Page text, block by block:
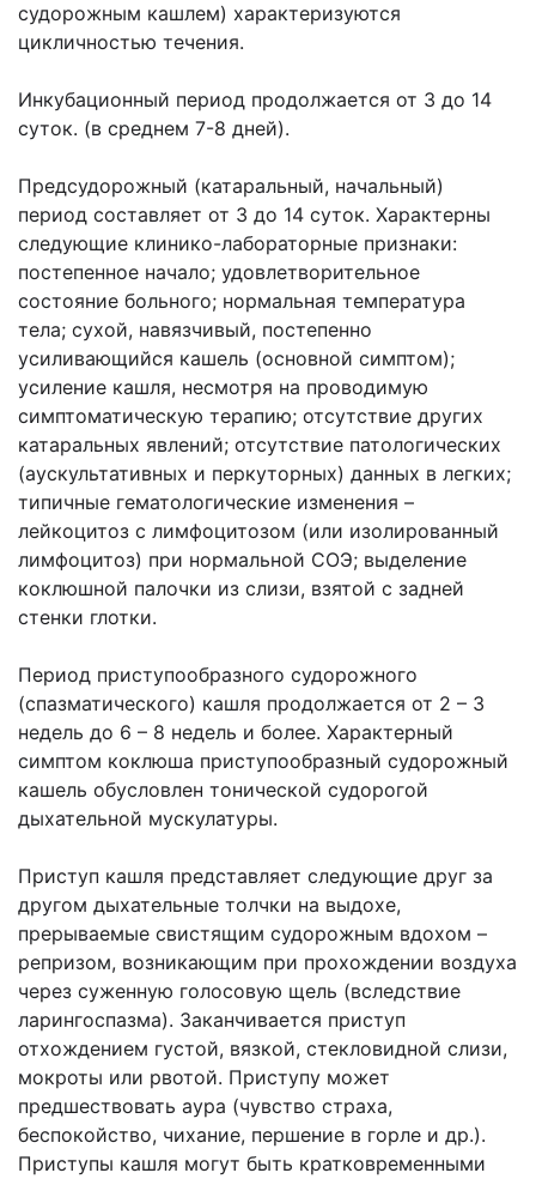
судорожным кашлем) характеризуются
цикличностью течения.
Инкубационный период продолжается от 3 до 14
суток. (в среднем 7-8 дней).
Предсудорожный (катаральный, начальный)
период составляет от 3 до 14 суток. Характерны
следующие клинико-лабораторные признаки:
постепенное начало; удовлетворительное
состояние больного; нормальная температура
тела; сухой, навязчивый, постепенно
усиливающийся кашель (основной симптом);
усиление кашля, несмотря на проводимую
симптоматическую терапию; отсутствие других
катаральных явлений; отсутствие патологических
(аускультативных и перкуторных) данных в легких;
типичные гематологические изменения –
лейкоцитоз с лимфоцитозом (или изолированный
лимфоцитоз) при нормальной СОЭ; выделение
коклюшной палочки из слизи, взятой с задней
стенки глотки.
Период приступообразного судорожного
(спазматического) кашля продолжается от 2 – 3
недель до 6 – 8 недель и более. Характерный
симптом коклюша приступообразный судорожный
кашель обусловлен тонической судорогой
дыхательной мускулатуры.
Приступ кашля представляет следующие друг за
другом дыхательные толчки на выдохе,
прерываемые свистящим судорожным вдохом –
репризом, возникающим при прохождении воздуха
через суженную голосовую щель (вследствие
ларингоспазма). Заканчивается приступ
отхождением густой, вязкой, стекловидной слизи,
мокроты или рвотой. Приступу может
предшествовать аура (чувство страха,
беспокойство, чихание, першение в горле и др.).
Приступы кашля могут быть кратковременными